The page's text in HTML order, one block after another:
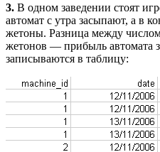
3. В одном заведении стоят
автомат с утра засыпают, а в
жетоны. Разница между
жетонов — прибыль автомата
записываются в таблицу: